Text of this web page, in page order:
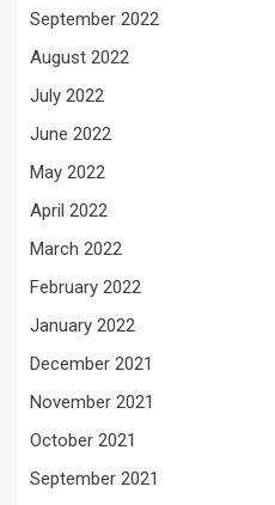
September 2022
August 2022
July 2022
June 2022
May 2022
April 2022
March 2022
February 2022
January 2022
December 2021
November 2021
October 2021
September 2021